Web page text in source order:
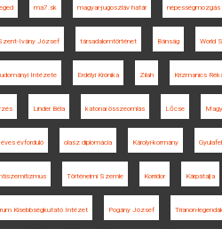
ma7.sk magyar-jugoszláv határ népességmozgás
Ivány József társadalomtörténet Bánság World
Intézete Erdélyi Krónika Zilah Krizmanics
Linder Béla katonai összeomlás Lőcse
évforduló olasz diplomácia Károlyi-kormány
Történelmi Szemle Korridor Kárpátalja
Kisebbségkutató Intézet Pogány József Trianon-